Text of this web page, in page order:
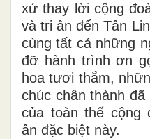
xứ thay lời cộng
và tri ân đến Tân
cùng tất cả những
đỡ hành trình ơn
hoa tươi thắm,
chúc chân thành
của toàn thể cộng
ân đặc biệt này.